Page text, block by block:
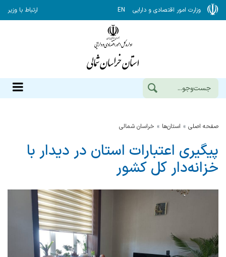
وزارت امور اقتصادی و دارایی EN ارتباط با وزیر
صفحه اصلی استان‌ها خراسان شمالي
پیگیری اعتبارات استان در دیدار با
خزانه‌دار کل کشور